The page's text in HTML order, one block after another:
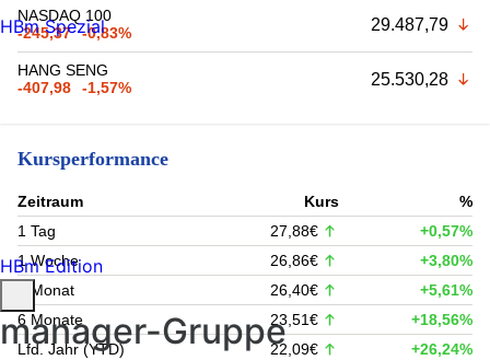
NASDAQ 100
-245,37
-0,83% 29.487,79
HANG SENG
-407,98
-1,57% 25.530,28
Kursperformance
Zeitraum Kurs
%
1 Tag
27,88€
+0,57%
1 Woche
26,86€
+3,80%
1 Monat
26,40€
+5,61%
6 Monate
23,51€
+18,56%
Lfd. Jahr (YTD)
22,09€
+26,24%
HBm Spezial
HBm Edition
manager-Gruppe